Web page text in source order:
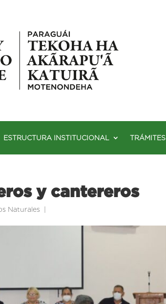
ESTRUCTURA INSTITUCIONAL TRÁMITES
y cantereros
Naturales